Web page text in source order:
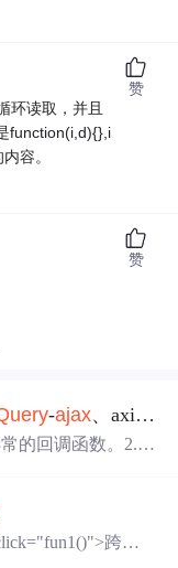
环读取，并且
function(i,d){},i
容。
赞
赞
-ajax、axios-
的回调函数。2.解
的连接,使用。​ (4).
没有区别主要书